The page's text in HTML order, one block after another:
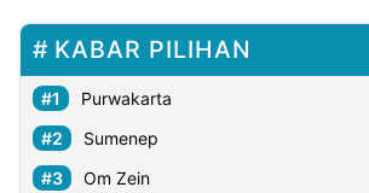
Kabarbaru
KABAR PILIHAN
Purwakarta
Sumenep
Om Zein